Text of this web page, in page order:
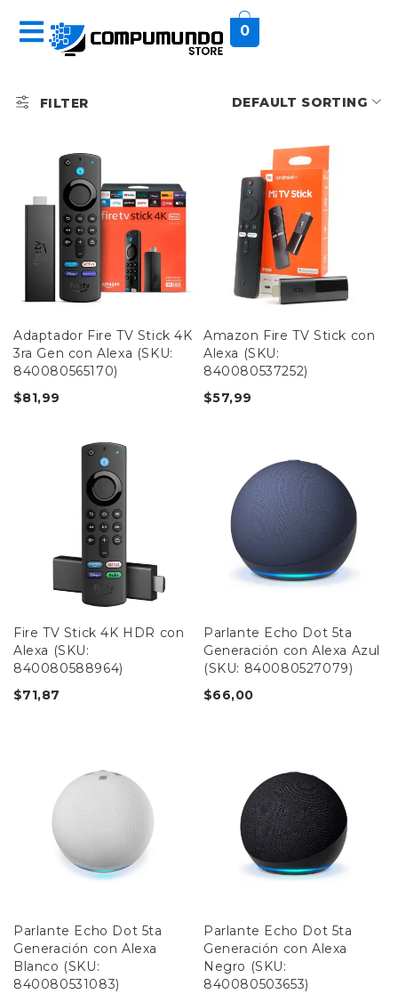
0
FILTER DEFAULT SORTING
Adaptador Fire TV Stick 4K
3ra Gen con Alexa (SKU:
840080565170)
$81,99
Amazon Fire TV Stick con
Alexa (SKU:
840080537252)
$57,99
Fire TV Stick 4K HDR con
Alexa (SKU:
840080588964)
$71,87
Parlante Echo Dot 5ta
Generación con Alexa Azul
(SKU: 840080527079)
$66,00
Parlante Echo Dot 5ta
Generación con Alexa
Blanco (SKU:
840080531083)
Parlante Echo Dot 5ta
Generación con Alexa
Negro (SKU:
840080503653)